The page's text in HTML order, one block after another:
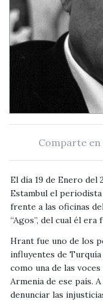
Comparte en
El día 19 de Enero del
Estambul el
frente a las oficinas
“Agos”, del cual él
Hrant fue uno de los
influyentes de
como una de las
Armenia de ese país.
denunciar las